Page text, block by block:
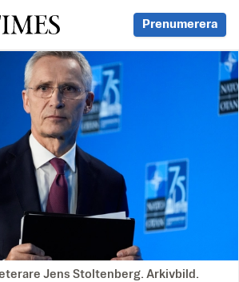
Times Prenumerera
Jens Stoltenberg. Arkivbild.